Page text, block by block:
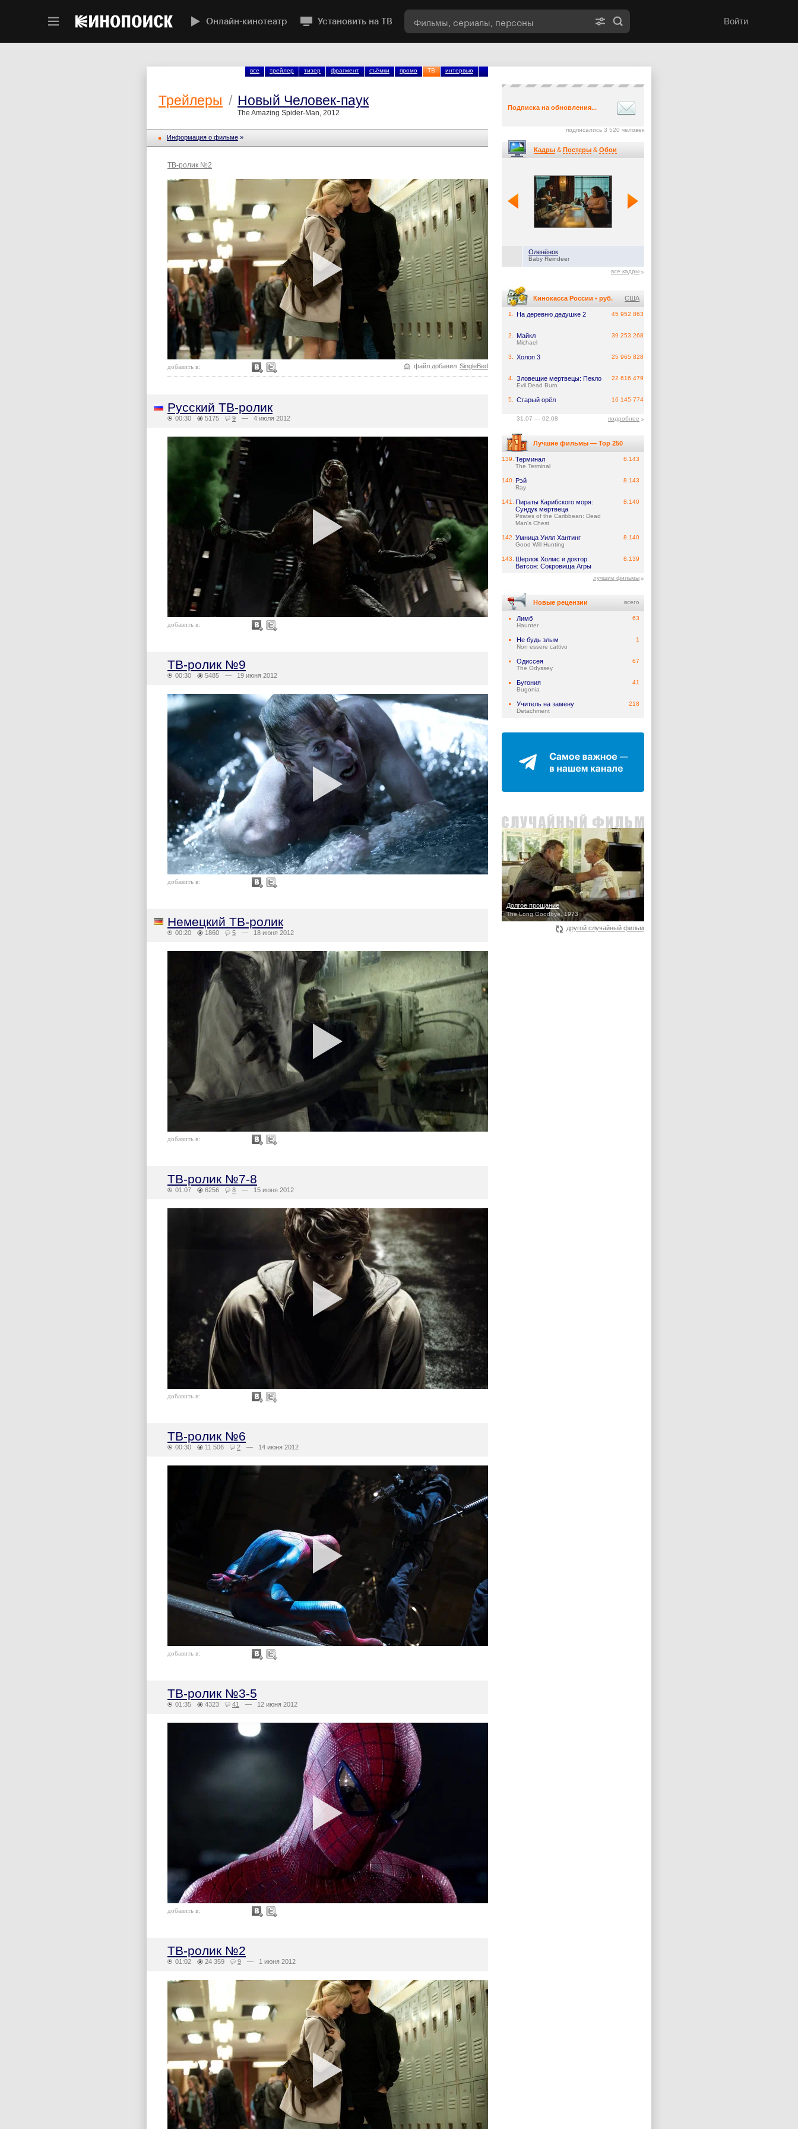
Онлайн-кинотеатр Установить на ТВ Войти
все трейлер тизер фрагмент съёмки промо ТВ интервью
Трейлеры / Новый Человек-паук
The Amazing Spider-Man, 2012
Информация о фильме »
ТВ-ролик №2
добавить в: файл добавил SingleBed
Русский ТВ-ролик
00:30 5175 9 — 4 июля 2012
добавить в:
ТВ-ролик №9
00:30 5485 — 19 июня 2012
добавить в:
Немецкий ТВ-ролик
00:20 1860 5 — 18 июня 2012
добавить в:
ТВ-ролик №7-8
01:07 6256 8 — 15 июня 2012
добавить в:
ТВ-ролик №6
00:30 11 506 2 — 14 июня 2012
добавить в:
ТВ-ролик №3-5
01:35 4323 41 — 12 июня 2012
добавить в:
ТВ-ролик №2
01:02 24 359 9 — 1 июня 2012
Подписка на обновления...
подписались 3 520 человек
Кадры & Постеры & Обои
Оленёнок
Baby Reindeer
все кадры
Кинокасса России • руб. США
1. На деревню дедушке 2 45 952 863
2. Майкл
Michael
39 253 268
3. Холоп 3 25 965 828
4. Зловещие мертвецы: Пекло
Evil Dead Burn
22 616 479
5. Старый орёл 16 145 774
31.07 — 02.08 подробнее
Лучшие фильмы — Top 250
139. Терминал
The Terminal
8.143
140. Рэй
Ray
8.143
141.
Пираты Карибского моря:
Сундук мертвеца
Pirates of the Caribbean: Dead
Man's Chest
8.140
142. Умница Уилл Хантинг
Good Will Hunting
8.140
143.
Шерлок Холмс и доктор
Ватсон: Сокровища Агры
8.139
лучшие фильмы
Новые рецензии всего
Лимб
Haunter
63
Не будь злым
Non essere cattivo
1
Одиссея
The Odyssey
67
Бугония
Bugonia
41
Учитель на замену
Detachment
218
Долгое прощание
The Long Goodbye, 1973
другой случайный фильм